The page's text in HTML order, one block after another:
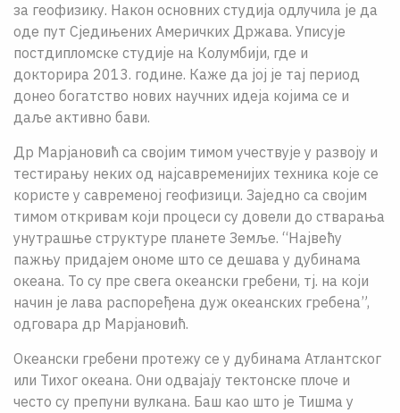
за геофизику. Након основних студија одлучила је да
оде пут Сједињених Америчких Држава. Уписује
постдипломске студије на Колумбији, где и
докторира 2013. године. Каже да јој је тај период
донео богатство нових научних идеја којима се и
даље активно бави.
Др Марјановић са својим тимом учествује у развоју и
тестирању неких од најсавременијих техника које се
користе у савременој геофизици. Заједно са својим
тимом откривам који процеси су довели до стварања
унутрашње структуре планете Земље. “Највећу
пажњу придајем ономе што се дешава у дубинама
океана. То су пре свега океански гребени, тј. на који
начин је лава распоређена дуж океанских гребена”,
одговара др Марјановић.
Океански гребени протежу се у дубинама Атлантског
или Тихог океана. Они одвајају тектонске плоче и
често су препуни вулкана. Баш као што је Тишма у